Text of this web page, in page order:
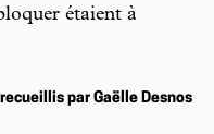
étaient à
par Gaëlle Desnos